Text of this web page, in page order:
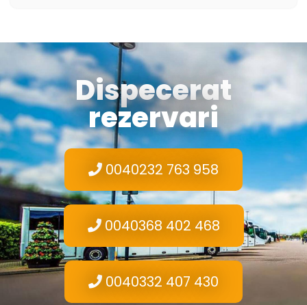
Dispecerat
rezervari
0040232 763 958
0040368 402 468
0040332 407 430